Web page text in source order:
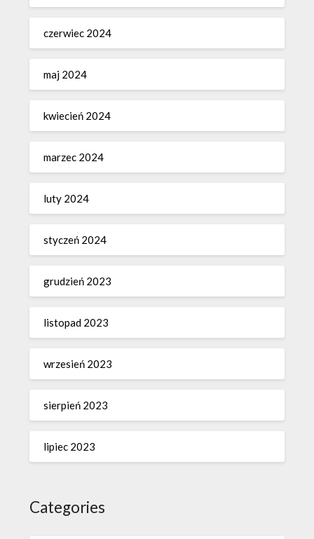
czerwiec 2024
maj 2024
kwiecień 2024
marzec 2024
luty 2024
styczeń 2024
grudzień 2023
listopad 2023
wrzesień 2023
sierpień 2023
lipiec 2023
Categories